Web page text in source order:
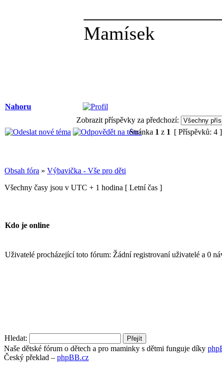
Mamísek
Nahoru
Zobrazit příspěvky za předchozí:
Stránka 1 z 1 [ Příspěvků: 4
Obsah fóra » Výbavička - Vše pro děti
Všechny časy jsou v UTC + 1 hodina [ Letní čas ]
Kdo je online
Uživatelé procházející toto fórum: Žádní registrovaní uživatelé a 0
Hledat:
Naše dětské fórum o dětech a pro maminky s dětmi funguje díky
Český překlad – phpBB.cz